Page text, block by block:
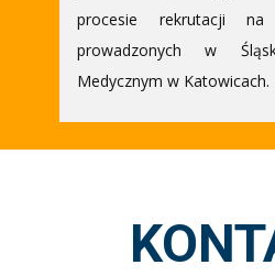
procesie rekrutacji na
prowadzonych w
Medycznym w Katowicach.